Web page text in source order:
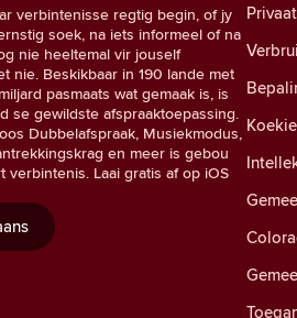
verbintenisse regtig begin, of jy
soek, na iets informeel of na
nie heeltemal vir jouself
nie. Beskikbaar in 190 lande met
pasmaats wat gemaak is, is
se gewildste afspraaktoepassing.
Dubbelafspraak, Musiekmodus,
en meer is gebou
verbintenis. Laai gratis af op iOS